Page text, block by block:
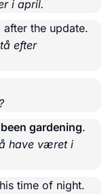
i april.
after the update.
efter
gardening.
have været i
time of night.